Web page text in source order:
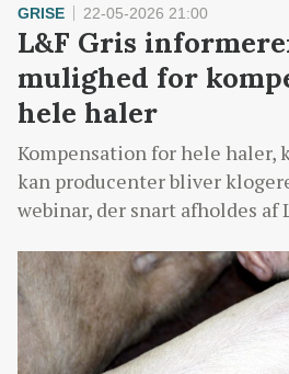
GRISE 22-05-2026 21:00
L&F Gris
mulighed for
hele haler
Kompensation for hele haler,
kan producenter bliver
webinar, der snart afholdes af